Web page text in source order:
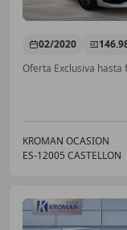
02/2020
Oferta Exclusiva hasta
KROMAN OCASION
ES-12005 CASTELLON